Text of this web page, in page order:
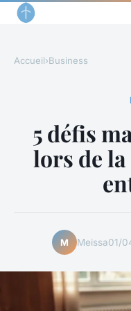
Accueil›Business
5 défis
lors de
M Meissa01/